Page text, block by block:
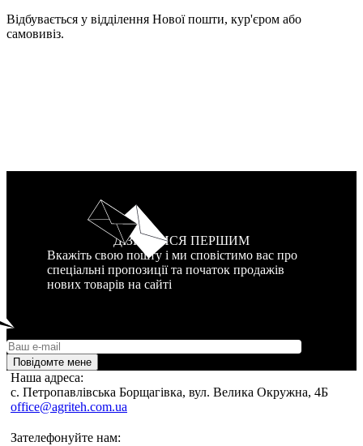
Відбувається у відділення Нової пошти, кур'єром або
самовивіз.
ДІЗНАТИСЯ ПЕРШИМ
Вкажіть свою пошту і ми сповістимо вас про
спеціальні пропозиції та початок продажів
нових товарів на сайті
Повідомте мене
Наша адреса:
c. Петропавлівська Борщагівка, вул. Велика Окружна, 4Б
office@agriteh.com.ua
Зателефонуйте нам: